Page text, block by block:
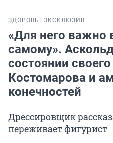
ЗДОРОВЬЕЭКСКЛЮЗИВ
«Для него важно
самому».
состоянии
Костомарова и
конечностей
Дрессировщик
переживает фигурист